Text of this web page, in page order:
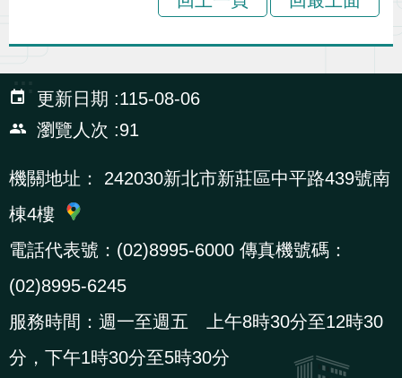
相
連
結
網
站
覽
民
意
箱
文
字
服
統
計
訊
E
n
l
回
首
R
S
:::
更新日期
115-08-06
瀏覽人次
91
機關地址：
242030新北市新莊區中平路439號南
棟4樓
電話代表號：(02)8995-6000 傳真機號碼：
(02)8995-6245
服務時間：週一至週五 上午8時30分至12時30
分，下午1時30分至5時30分